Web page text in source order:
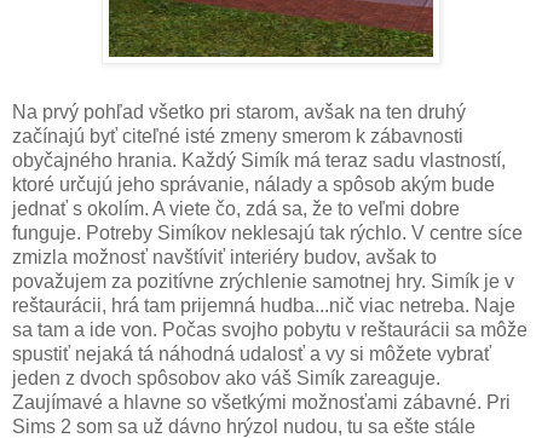
Na prvý pohľad všetko pri starom, avšak na ten druhý
začínajú byť citeľné isté zmeny smerom k zábavnosti
obyčajného hrania. Každý Simík má teraz sadu vlastností,
ktoré určujú jeho správanie, nálady a spôsob akým bude
jednať s okolím. A viete čo, zdá sa, že to veľmi dobre
funguje. Potreby Simíkov neklesajú tak rýchlo. V centre síce
zmizla možnosť navštíviť interiéry budov, avšak to
považujem za pozitívne zrýchlenie samotnej hry. Simík je v
reštaurácii, hrá tam prijemná hudba...nič viac netreba. Naje
sa tam a ide von. Počas svojho pobytu v reštaurácii sa môže
spustiť nejaká tá náhodná udalosť a vy si môžete vybrať
jeden z dvoch spôsobov ako váš Simík zareaguje.
Zaujímavé a hlavne so všetkými možnosťami zábavné. Pri
Sims 2 som sa už dávno hrýzol nudou, tu sa ešte stále